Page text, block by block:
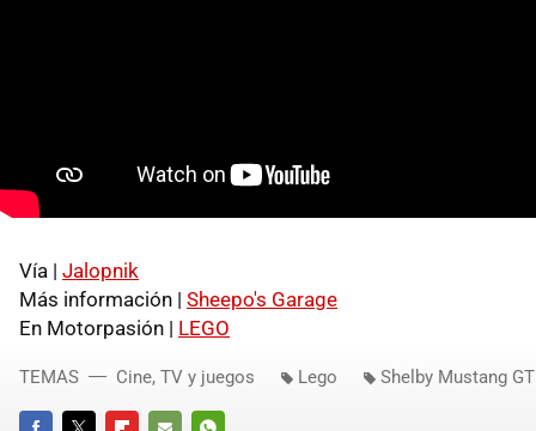
Vía | Jalopnik
Más información | Sheepo's Garage
En Motorpasión | LEGO
TEMAS Cine, TV y juegos Lego Shelby Mustang